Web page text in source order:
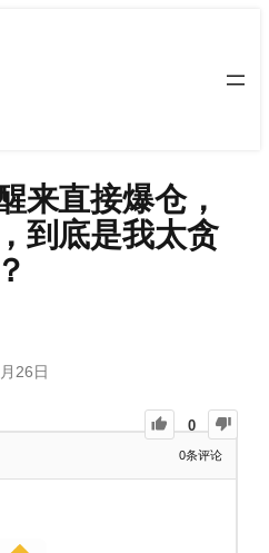
来直接爆仓，
到底是我太贪
26日
0
0条评论